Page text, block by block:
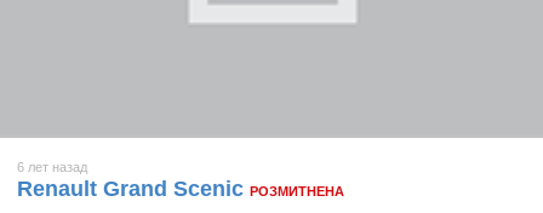
6 лет назад
Renault Grand Scenic РОЗМИТНЕНА